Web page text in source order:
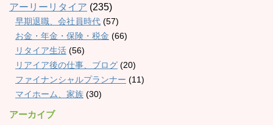
アーリーリタイア (235)
早期退職、会社員時代 (57)
お金・年金・保険・税金 (66)
リタイア生活 (56)
リアイア後の仕事、ブログ (20)
ファイナンシャルプランナー (11)
マイホーム、家族 (30)
アーカイブ